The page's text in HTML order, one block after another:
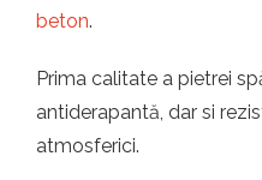
beton.
Prima calitate a pietrei
antiderapantă, dar si
atmosferici.